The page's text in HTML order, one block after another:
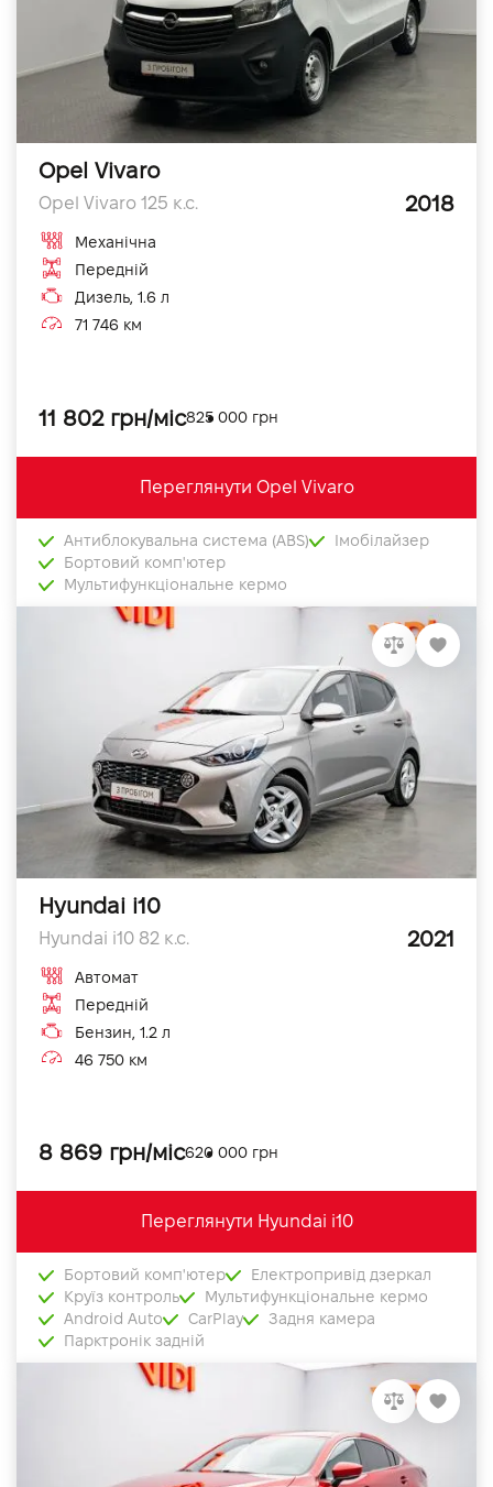
Opel Vivaro
Opel Vivaro 125 к.с. 2018
Механічна
Передній
Дизель, 1.6 л
71 746 км
11 802 грн/міс825 000 грн
Переглянути Opel Vivaro
Антиблокувальна система (ABS)
Імобілайзер
Бортовий комп'ютер
Мультифункціональне кермо
Hyundai i10
Hyundai i10 82 к.с. 2021
Автомат
Передній
Бензин, 1.2 л
46 750 км
8 869 грн/міс620 000 грн
Переглянути Hyundai i10
Бортовий комп'ютер
Електропривід дзеркал
Круїз контроль
Мультифункціональне кермо
Android Auto
CarPlay
Задня камера
Парктронік задній